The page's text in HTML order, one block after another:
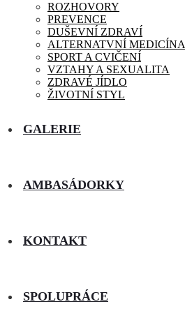
ROZHOVORY
PREVENCE
DUŠEVNÍ ZDRAVÍ
ALTERNATVNÍ MEDICÍNA
SPORT A CVIČENÍ
VZTAHY A SEXUALITA
ZDRAVÉ JÍDLO
ŽIVOTNÍ STYL
GALERIE
AMBASÁDORKY
KONTAKT
SPOLUPRÁCE